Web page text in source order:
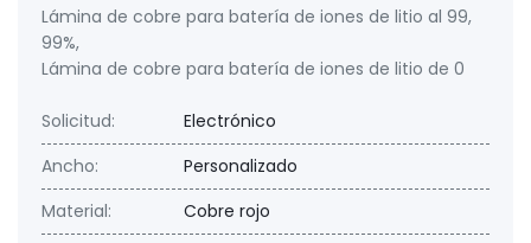
Lámina de cobre para batería de iones de litio al 99,
99%,
Lámina de cobre para batería de iones de litio de 0
Solicitud:
Electrónico
Ancho:
Personalizado
Material:
Cobre rojo